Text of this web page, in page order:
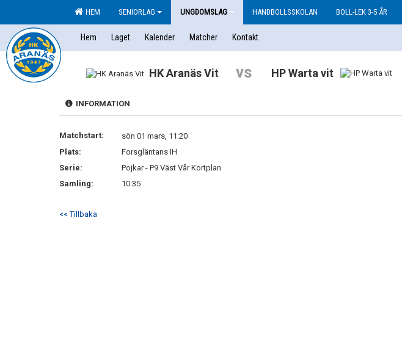
HEM SENIORLAG UNGDOMSLAG HANDBOLLSSKOLAN BOLL-LEK 3-5 ÅR
Hem Laget Kalender Matcher Kontakt
HK Aranäs Vit vs HP Warta vit
INFORMATION
Matchstart:
sön 01 mars, 11:20
Plats:
Forsgläntans IH
Serie:
Pojkar - P9 Väst Vår Kortplan
Samling:
10:35
<< Tillbaka